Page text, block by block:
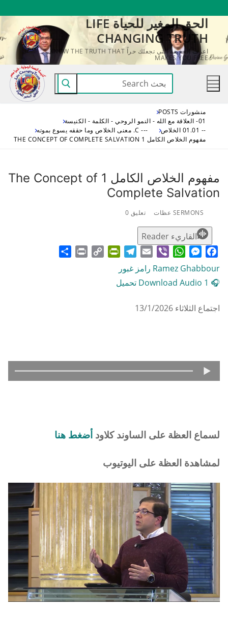
المحتوى
الحق المغير للحياة LIFE
CHANGING TRUTH
اعرف الحقيقة التي تجعلك حراً KNOW THE TRUTH THAT
MAKES YOU FREE
البحث
عن:
منشورات POSTS
01- العلاقة مع الله - النمو الروحي - الكلمة - الكنيسة
-- 01.01 الخلاص
--- C. معنى الخلاص وما حققه يسوع بموته
مفهوم الخلاص الكامل 1 THE CONCEPT OF COMPLETE SALVATION
مفهوم الخلاص الكامل 1 The Concept of
Complete Salvation
SERMONS عظات تعليق 0
القاريء Reader
Facebook
Messenger
WhatsApp
Viber
Email
Telegram
PrintFriendly
Copy
Print
Ramez Ghabbour رامز غبور
🎧 Download Audio 1 تحميل
اجتماع الثلاثاء 13/1/2026
لسماع العظة على الساوند كلاود أضغط هنا
لمشاهدة العظة على اليوتيوب